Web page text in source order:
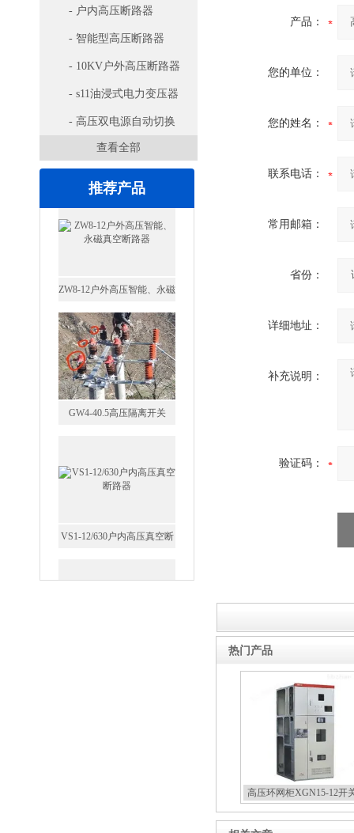
- 户内高压断路器
- 智能型高压断路器
- 10KV户外高压断路器
- s11油浸式电力变压器
- 高压双电源自动切换
查看全部
推荐产品
GW4-40.5高压隔离开关
产品：
您的单位：
您的姓名：
联系电话：
常用邮箱：
省份：
详细地址：
补充说明：
验证码：
热门产品
高压环网柜XGN15-12开